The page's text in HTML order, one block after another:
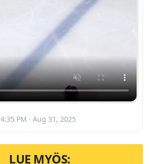
4:35 PM · Aug 31, 2025
LUE MYÖS: